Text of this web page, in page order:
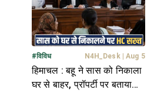
#विविध N4H_Desk| Aug 5
हिमाचल : बहू ने सास को निकाला
घर से बाहर, प्रॉपर्टी पर बताया